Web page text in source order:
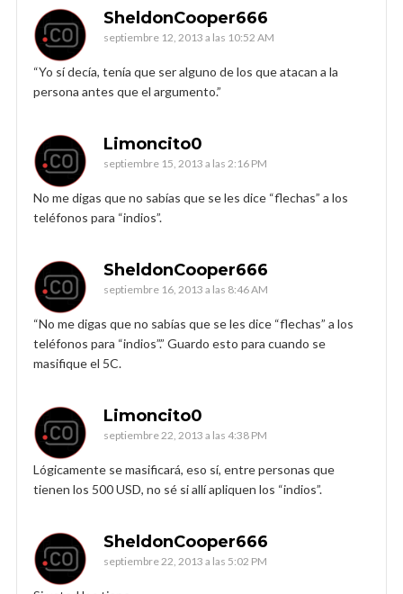
SheldonCooper666
septiembre 12, 2013 a las 10:52 AM
“Yo sí decía, tenía que ser alguno de los que atacan a la
persona antes que el argumento.”
Limoncito0
septiembre 15, 2013 a las 2:16 PM
No me digas que no sabías que se les dice “flechas” a los
teléfonos para “indios”.
SheldonCooper666
septiembre 16, 2013 a las 8:46 AM
“No me digas que no sabías que se les dice “flechas” a los
teléfonos para “indios”.” Guardo esto para cuando se
masifique el 5C.
Limoncito0
septiembre 22, 2013 a las 4:38 PM
Lógicamente se masificará, eso sí, entre personas que
tienen los 500 USD, no sé si allí apliquen los “indios”.
SheldonCooper666
septiembre 22, 2013 a las 5:02 PM